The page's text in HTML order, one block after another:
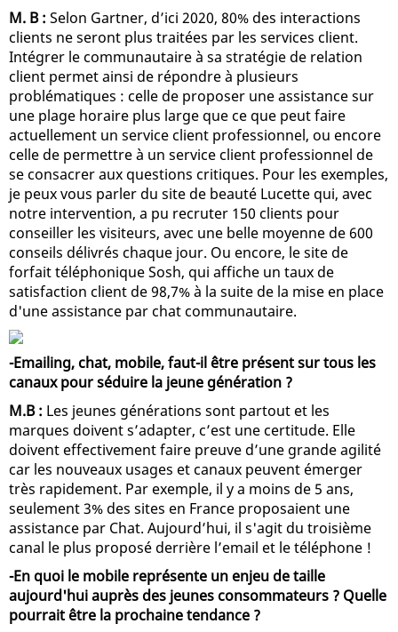
M. B : Selon Gartner, d’ici 2020, 80% des interactions
clients ne seront plus traitées par les services client.
Intégrer le communautaire à sa stratégie de relation
client permet ainsi de répondre à plusieurs
problématiques : celle de proposer une assistance sur
une plage horaire plus large que ce que peut faire
actuellement un service client professionnel, ou encore
celle de permettre à un service client professionnel de
se consacrer aux questions critiques. Pour les exemples,
je peux vous parler du site de beauté Lucette qui, avec
notre intervention, a pu recruter 150 clients pour
conseiller les visiteurs, avec une belle moyenne de 600
conseils délivrés chaque jour. Ou encore, le site de
forfait téléphonique Sosh, qui affiche un taux de
satisfaction client de 98,7% à la suite de la mise en place
d'une assistance par chat communautaire.
-Emailing, chat, mobile, faut-il être présent sur tous les
canaux pour séduire la jeune génération ?
M.B : Les jeunes générations sont partout et les
marques doivent s’adapter, c’est une certitude. Elle
doivent effectivement faire preuve d’une grande agilité
car les nouveaux usages et canaux peuvent émerger
très rapidement. Par exemple, il y a moins de 5 ans,
seulement 3% des sites en France proposaient une
assistance par Chat. Aujourd’hui, il s'agit du troisième
canal le plus proposé derrière l’email et le téléphone !
-En quoi le mobile représente un enjeu de taille
aujourd'hui auprès des jeunes consommateurs ? Quelle
pourrait être la prochaine tendance ?